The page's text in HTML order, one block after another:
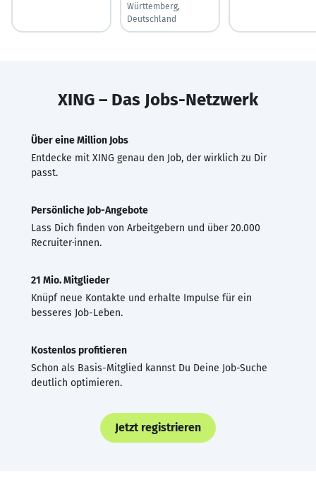
Württemberg,
Deutschland
XING – Das Jobs-Netzwerk
Über eine Million Jobs
Entdecke mit XING genau den Job, der wirklich zu Dir
passt.
Persönliche Job-Angebote
Lass Dich finden von Arbeitgebern und über 20.000
Recruiter·innen.
21 Mio. Mitglieder
Knüpf neue Kontakte und erhalte Impulse für ein
besseres Job-Leben.
Kostenlos profitieren
Schon als Basis-Mitglied kannst Du Deine Job-Suche
deutlich optimieren.
Jetzt registrieren